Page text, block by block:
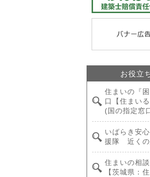
お役立
住まいの『
口【住まい
(国の指定窓
いばらき安
援隊 近くの
住まいの相談
【茨城県：